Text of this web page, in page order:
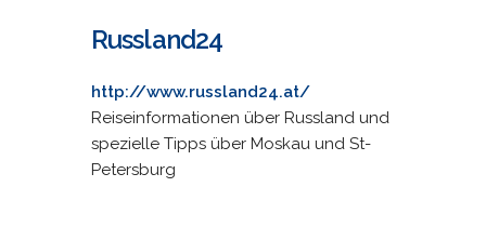
Russland24
http://www.russland24.at/
Reiseinformationen über Russland und
spezielle Tipps über Moskau und St-
Petersburg